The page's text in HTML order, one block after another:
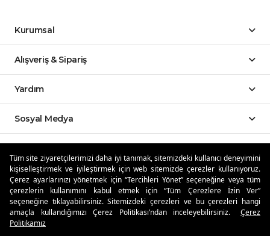
Tüm site ziyaretçilerimizi daha iyi tanımak, sitemizdeki kullanıcı deneyimini
kişiselleştirmek ve iyileştirmek için web sitemizde çerezler kullanıyoruz.
Çerez ayarlarınızı yönetmek için “Tercihleri Yönet” seçeneğine veya tüm
çerezlerin kullanımını kabul etmek için “Tüm Çerezlere İzin Ver”
seçeneğine tıklayabilirsiniz. Sitemizdeki çerezleri ve bu çerezleri hangi
amaçla kullandığımızı Çerez Politikası’ndan inceleyebilirsiniz.
Çerez
Politikamız
Kurumsal
Alışveriş & Sipariş
Yardım
Sosyal Medya
Özdilekteyim'de Taksit Avantajları
Güvenli Alışveriş